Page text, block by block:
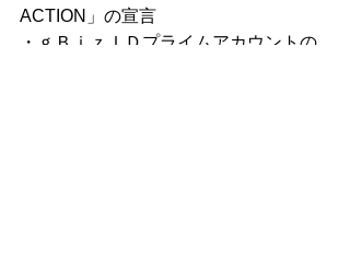
ACTION」の宣言
・ｇＢｉｚＩＤプライムアカウントの